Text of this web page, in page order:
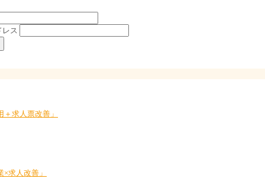
レス
求人票改善」
求人改善」